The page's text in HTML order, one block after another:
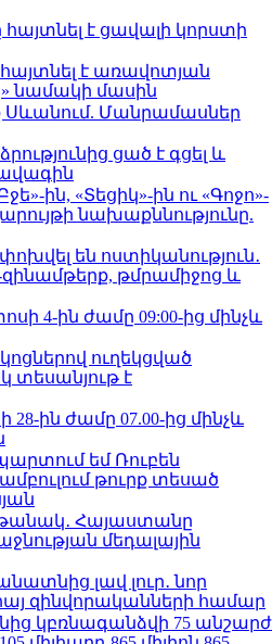
է ցավալի կորստի
է առավոտյան
նամակի մասին
Մանրամասներ
ցած է գցել և
ին, «Տեցիկ»-ին ու «Գոջո»-
նախաքննությունը.
են ոստիկանություն․
զինամթերք, թմրամիջոց և
4-ին ժամը 09:00-ից մինչև
ուղեկցված
տեսանյութ է
28-ին ժամը 07.00-ից մինչև
եմ Ռուբեն
թուրք տեսած
Հայաստանը
մեդալային
լավ լուր․ նոր
զինվորականների համար
կբռնագանձվի 75 անշարժ